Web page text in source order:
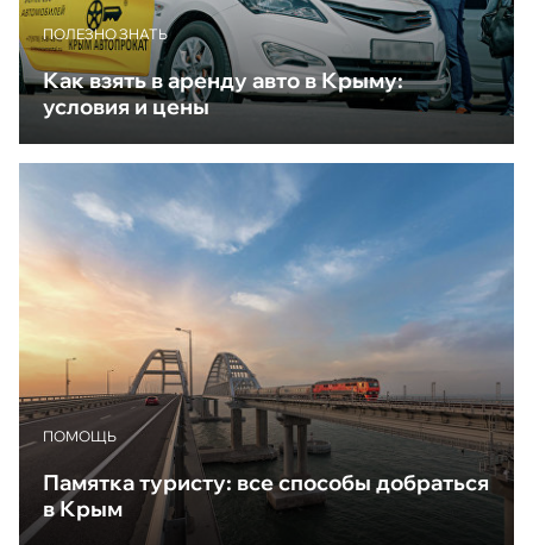
ПОЛЕЗНО ЗНАТЬ
Как взять в аренду авто в Крыму:
условия и цены
ПОМОЩЬ
Памятка туристу: все способы добраться
в Крым